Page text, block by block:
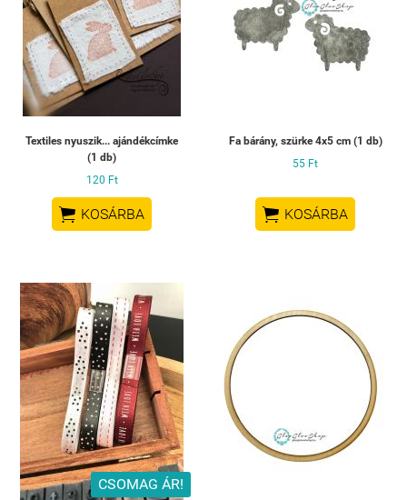
Textiles nyuszik... ajándékcímke
(1 db)
120 Ft
 KOSÁRBA
Fa bárány, szürke 4x5 cm (1 db)
55 Ft
 KOSÁRBA
CSOMAG ÁR!